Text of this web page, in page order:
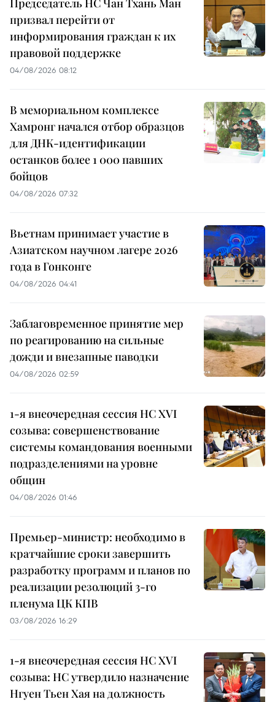
Председатель НС Чан Тхань Ман
призвал перейти от
информирования граждан к их
правовой поддержке
04/08/2026 08:12
В мемориальном комплексе
Хамронг начался отбор образцов
для ДНК-идентификации
останков более 1 000 павших
бойцов
04/08/2026 07:32
Вьетнам принимает участие в
Азиатском научном лагере 2026
года в Гонконге
04/08/2026 04:41
Заблаговременное принятие мер
по реагированию на сильные
дожди и внезапные паводки
04/08/2026 02:59
1-я внеочередная сессия НС XVI
созыва: совершенствование
системы командования военными
подразделениями на уровне
общин
04/08/2026 01:46
Премьер-министр: необходимо в
кратчайшие сроки завершить
разработку программ и планов по
реализации резолюций 3-го
пленума ЦК КПВ
03/08/2026 16:29
1-я внеочередная сессия НС XVI
созыва: НС утвердило назначение
Нгуен Тьен Хая на должность